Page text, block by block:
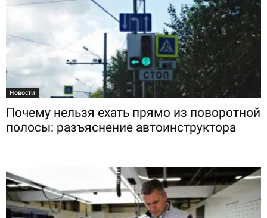
Новости
Почему нельзя ехать прямо из поворотной
полосы: разъяснение автоинструктора